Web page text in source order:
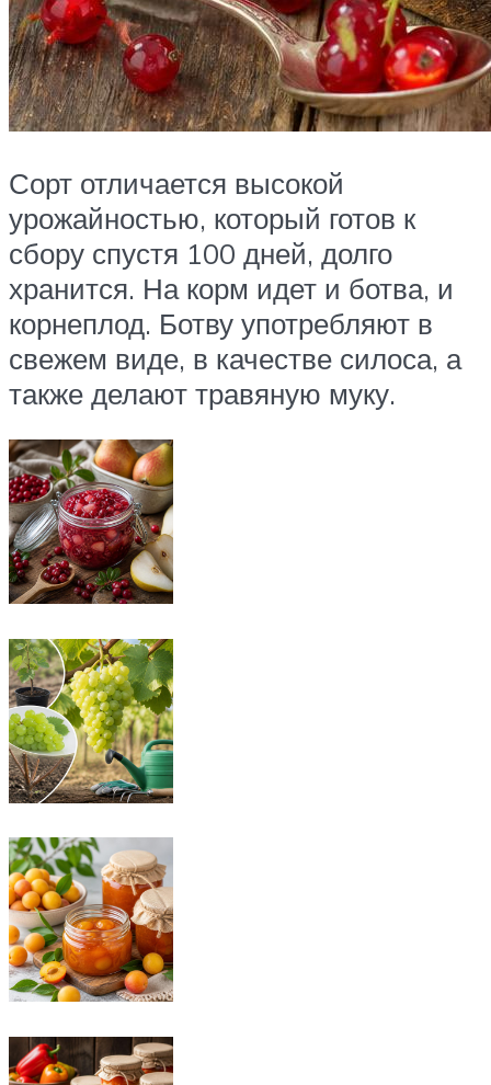
Сорт отличается высокой
урожайностью, который готов к
сбору спустя 100 дней, долго
хранится. На корм идет и ботва, и
корнеплод. Ботву употребляют в
свежем виде, в качестве силоса, а
также делают травяную муку.